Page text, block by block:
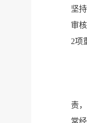
坚
审
2项
责
常